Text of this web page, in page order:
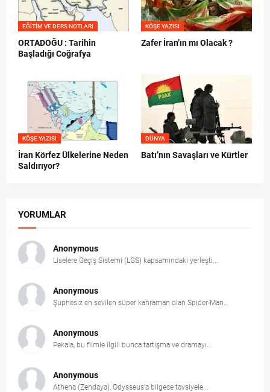
EĞITIM VE DERS NOTLARI
ORTADOĞU : Tarihin
Başladığı Coğrafya
KÖŞE YAZISI
Zafer İran’ın mı Olacak ?
KÖŞE YAZISI
İran Körfez Ülkelerine Neden
Saldırıyor?
DÜNYA
Batı’nın Savaşları ve Kürtler
YORUMLAR
Anonymous
Liselere Geçiş Sistemi (LGS) kapsamındaki yerleşti...
Anonymous
Şüphesiz en sevilen süper kahraman olan Spider-Man...
Anonymous
Pekala, bu filmle ilgili bunca tartışma ve dramayı...
Anonymous
Athena (Zendaya), Odysseus'a bilgece tavsiyele...